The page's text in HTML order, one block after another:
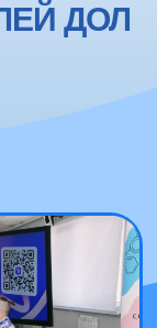
ДОЛ